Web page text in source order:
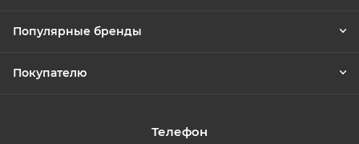
Популярные бренды
Покупателю
Телефон